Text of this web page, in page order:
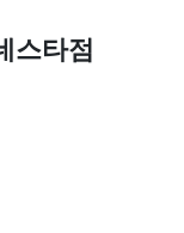
스타점